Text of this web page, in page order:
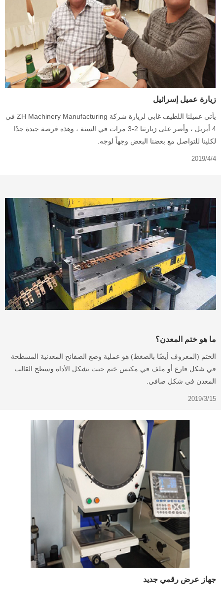
زيارة عميل إسرائيل
يأتي عميلنا اللطيف غابي لزيارة شركة ZH Machinery Manufacturing في
4 أبريل ، وأصر على زيارتنا 2-3 مرات في السنة ، وهذه فرصة جيدة جدًا
لكلينا للتواصل مع بعضنا البعض وجهاً لوجه.
2019/4/4
ما هو ختم المعدن؟
الختم (المعروف أيضًا بالضغط) هو عملية وضع الصفائح المعدنية المسطحة
في شكل فارغ أو ملف في مكبس ختم حيث تشكل الأداة وسطح القالب
المعدن في شكل صافي.
2019/3/15
جهاز عرض رقمي جديد